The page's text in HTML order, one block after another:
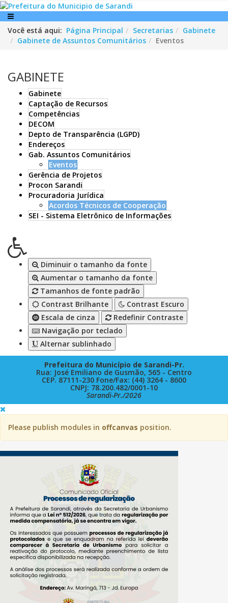
Você está aqui: Página Principal Secretarias
Gabinete
Gabinete de Assuntos Comunitários
Eventos
GABINETE
Gabinete
Captação de Recursos
Competências
DECOM
Depto de Transparência (LGPD)
Endereços
Gab. Assuntos Comunitários
Eventos
Gerência de Projetos
Procon Sarandi
Procuradoria Jurídica
Acordos Técnicos de Cooperação
SEI - Sistema Eletrônico de Informações
Diminuir o tamanho da fonte
Aumentar o tamanho da fonte
Tamanhos de fonte padrão
Contrast Brilhante
Contrast Escuro
Escala de cinza
Redefinir Contraste
Navigação por teclado
Alternar sublinhado
Prefeitura do Município de Sarandi-Pr.
Rua: José Emiliano de Gusmão, 565 - Centro
CEP. 87111-230 Fone/Fax: (44) 3264 - 8600
CNPJ: 78.200.482/0001-10
Sarandi-Pr./2026
Please publish modules in offcanvas position.